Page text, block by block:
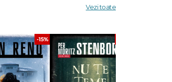
Vezi toate
-15%